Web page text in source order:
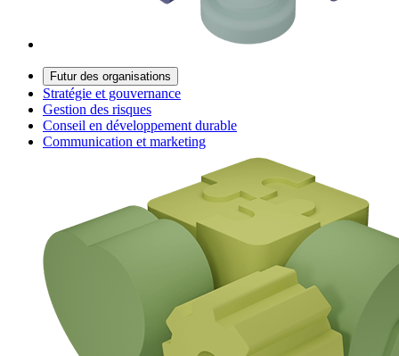
Futur des organisations
Stratégie et gouvernance
Gestion des risques
Conseil en développement durable
Communication et marketing